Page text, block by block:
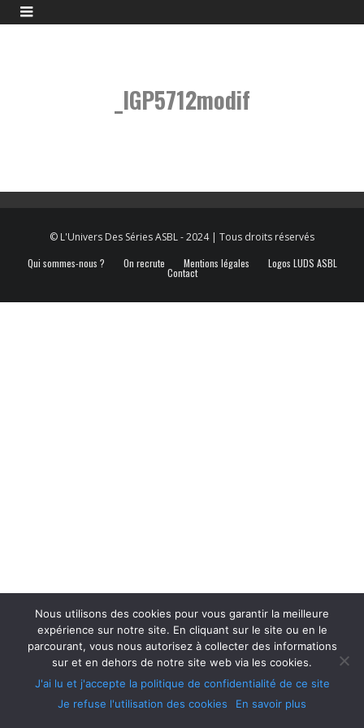
_IGP5712modif
© L'Univers Des Séries ASBL - 2024 | Tous droits réservés
Qui sommes-nous ?
On recrute Mentions légales Logos LUDS ASBL
Contact
Nous utilisons des cookies pour vous garantir la meilleure
expérience sur notre site. En cliquant sur le site ou en le
parcourant, vous nous autorisez à collecter des informations
sur et en dehors de notre site web via les cookies.
J'ai lu et j'accepte la politique de confidentialité de ce site
Je refuse l'utilisation des cookies
En savoir plus